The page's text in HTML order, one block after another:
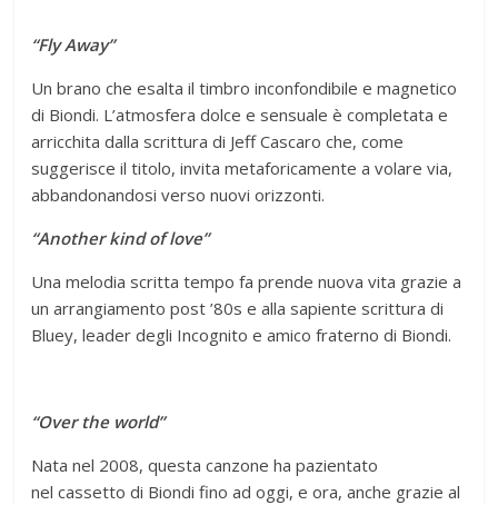
“Fly Away”
Un brano che esalta il timbro inconfondibile e magnetico
di Biondi. L’atmosfera dolce e sensuale è completata e
arricchita dalla scrittura di Jeff Cascaro che, come
suggerisce il titolo, invita metaforicamente a volare via,
abbandonandosi verso nuovi orizzonti.
“Another kind of love”
Una melodia scritta tempo fa prende nuova vita grazie a
un arrangiamento post ’80s e alla sapiente scrittura di
Bluey, leader degli Incognito e amico fraterno di Biondi.
“Over the world”
Nata nel 2008, questa canzone ha pazientato
nel cassetto di Biondi fino ad oggi, e ora, anche grazie al